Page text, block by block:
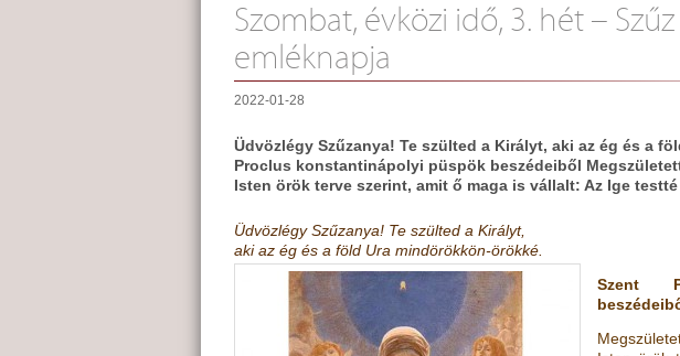
Szombat, évközi idő, 3. hét –
emléknapja
2022-01-28
Üdvözlégy Szűzanya! Te szülted a Királyt, aki az ég és a
Proclus konstantinápolyi püspök beszédeiből
Isten örök terve szerint, amit ő maga is vállalt: Az Ige
Üdvözlégy Szűzanya! Te szülted a Királyt,
aki az ég és a föld Ura mindörökkön-örökké.
Szent